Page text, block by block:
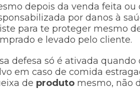
depois da venda feita
por danos à
para te proteger mesmo
e levado pelo cliente.
defesa só é ativada
em caso de comida
de produto mesmo, não